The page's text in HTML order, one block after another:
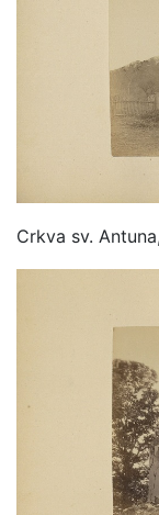
Crkva sv.